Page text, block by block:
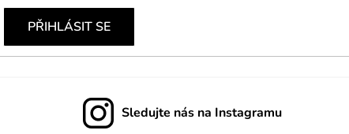
s
PŘIHLÁSIT SE
Sledujte nás na Instagramu